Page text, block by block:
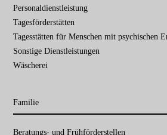
Personaldienstleistung
Tagesförderstätten
Tagesstätten für Menschen mit psychischen
Sonstige Dienstleistungen
Wäscherei
Familie
Navigation
Beratungs- und Frühförder­stellen